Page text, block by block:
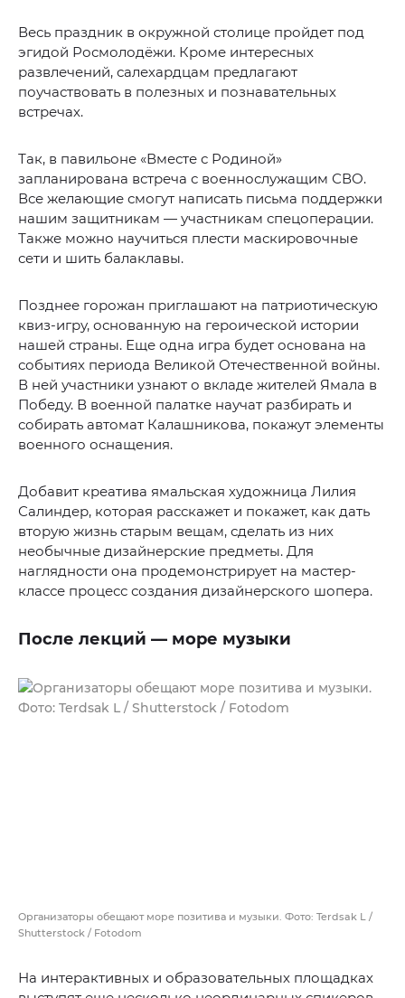
Весь праздник в окружной столице пройдет под
эгидой Росмолодёжи. Кроме интересных
развлечений, салехардцам предлагают
поучаствовать в полезных и познавательных
встречах.
Так, в павильоне «Вместе с Родиной»
запланирована встреча с военнослужащим СВО.
Все желающие смогут написать письма поддержки
нашим защитникам — участникам спецоперации.
Также можно научиться плести маскировочные
сети и шить балаклавы.
Позднее горожан приглашают на патриотическую
квиз-игру, основанную на героической истории
нашей страны. Еще одна игра будет основана на
событиях периода Великой Отечественной войны.
В ней участники узнают о вкладе жителей Ямала в
Победу. В военной палатке научат разбирать и
собирать автомат Калашникова, покажут элементы
военного оснащения.
Добавит креатива ямальская художница Лилия
Салиндер, которая расскажет и покажет, как дать
вторую жизнь старым вещам, сделать из них
необычные дизайнерские предметы. Для
наглядности она продемонстрирует на мастер-
классе процесс создания дизайнерского шопера.
После лекций — море музыки
Организаторы обещают море позитива и музыки. Фото: Terdsak L /
Shutterstock / Fotodom
На интерактивных и образовательных площадках